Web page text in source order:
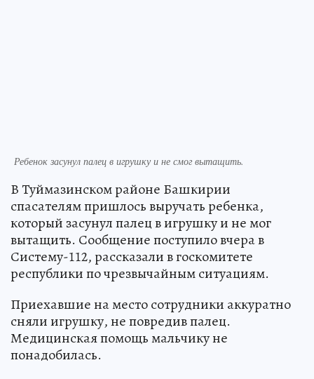
Ребенок засунул палец в игрушку и не смог вытащить.
В Туймазинском районе Башкирии
спасателям пришлось выручать ребенка,
который засунул палец в игрушку и не мог
вытащить. Сообщение поступило вчера в
Систему-112, рассказали в госкомитете
республики по чрезвычайным ситуациям.
Приехавшие на место сотрудники аккуратно
сняли игрушку, не повредив палец.
Медицинская помощь мальчику не
понадобилась.